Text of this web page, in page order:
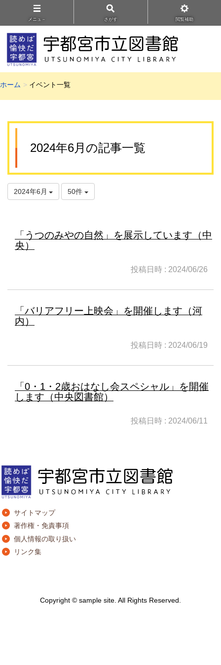
メニュ－ さがす 閲覧補助
ホーム イベント一覧
2024年6月の記事一覧
2024年6月 50件
「うつのみやの自然」を展示しています（中
央）
投稿日時 : 2024/06/26
「バリアフリー上映会」を開催します（河
内）
投稿日時 : 2024/06/19
「0・1・2歳おはなし会スペシャル」を開催
します（中央図書館）
投稿日時 : 2024/06/11
サイトマップ
著作権・免責事項
個人情報の取り扱い
リンク集
Copyright © sample site. All Rights Reserved.